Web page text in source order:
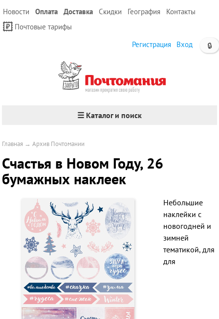
Новости Оплата Доставка Скидки География
Контакты
Почтовые тарифы
🔒
Регистрация Вход
☰ Каталог и поиск
Главная →Архив Почтомании
Счастья в Новом Году, 26
бумажных наклеек
Небольшие
наклейки с
новогодней и
зимней
тематикой, для
для